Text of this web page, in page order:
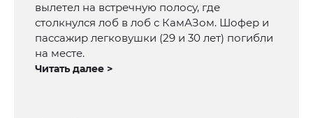
вылетел на встречную полосу, где
столкнулся лоб в лоб с КамАЗом. Шофер и
пассажир легковушки (29 и 30 лет) погибли
на месте.
Читать далее >